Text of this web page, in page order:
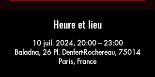
Heure et lieu
10 juil. 2024, 20:00 – 23:00
Baladna, 26 Pl. Denfert-Rochereau, 75014
Paris, France